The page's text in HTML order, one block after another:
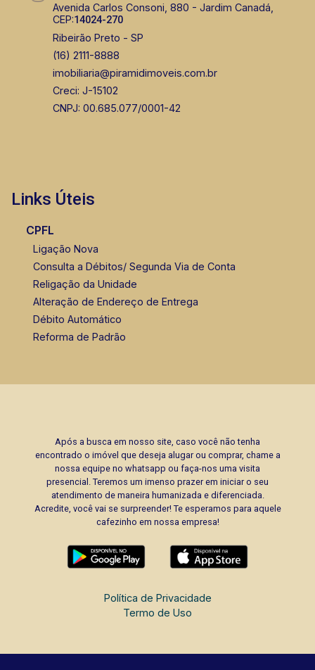
Avenida Carlos Consoni, 880 - Jardim Canadá,
CEP:14024-270
Ribeirão Preto - SP
(16) 2111-8888
imobiliaria@piramidimoveis.com.br
Creci: J-15102
CNPJ: 00.685.077/0001-42
Links Úteis
CPFL
Ligação Nova
Consulta a Débitos/ Segunda Via de Conta
Religação da Unidade
Alteração de Endereço de Entrega
Débito Automático
Reforma de Padrão
Após a busca em nosso site, caso você não tenha
encontrado o imóvel que deseja alugar ou comprar, chame a
nossa equipe no whatsapp ou faça-nos uma visita
presencial. Teremos um imenso prazer em iniciar o seu
atendimento de maneira humanizada e diferenciada.
Acredite, você vai se surpreender! Te esperamos para aquele
cafezinho em nossa empresa!
Política de Privacidade
Termo de Uso